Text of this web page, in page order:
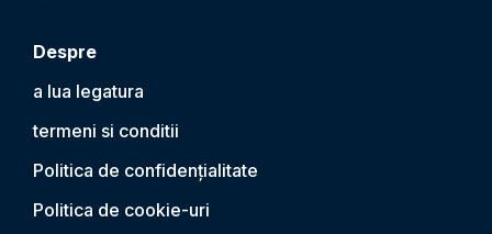
Despre
a lua legatura
termeni si conditii
Politica de confidențialitate
Politica de cookie-uri